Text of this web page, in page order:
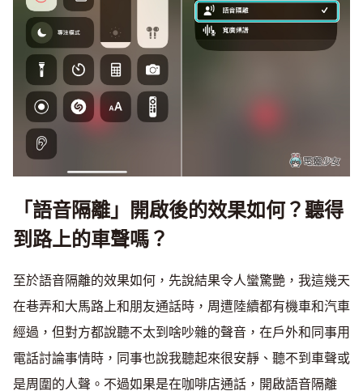
「語音隔離」開啟後的效果如何？聽得
到路上的車聲嗎？
至於語音隔離的效果如何，先說結果令人蠻驚艷，我這幾天
在巷弄和大馬路上和朋友通話時，周遭陸續都有機車和汽車
經過，但對方都說聽不太到啥吵雜的聲音，在戶外和同事用
電話討論事情時，同事也說我聽起來很安靜、聽不到車聲或
是周圍的人聲。不過如果是在咖啡店通話，開啟語音隔離